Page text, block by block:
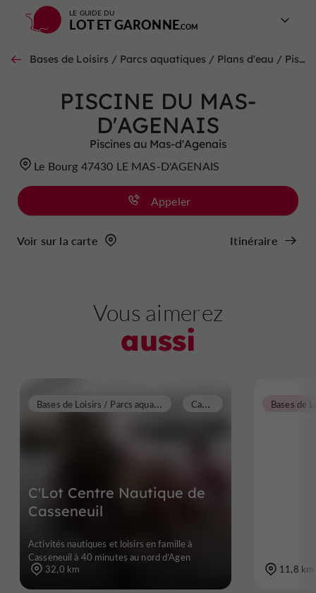
LE GUIDE DU
LOT ET GARONNE
Bases de Loisirs / Parcs aquatiques / Plans d'eau / Piscines au Mas-d'Agenais
PISCINE DU MAS-
D'AGENAIS
Piscines au Mas-d'Agenais
Le Bourg 47430 LE MAS-D'AGENAIS
Appeler
Voir sur la carte Itinéraire
Vous aimerez
aussi
C'Lot Centre Nautique de
Casseneuil
B
ases de Loisirs / Parcs aquatiques / Plans d'eau / Piscines C
asseneuil
Activités nautiques et loisirs en famille à
Casseneuil à 40 minutes au nord d’Agen
32,0 km
11,8 km